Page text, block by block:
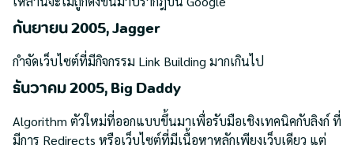
กันยายน 2005, Jagger
กำจัดเว็บไซต์ที่มีกิจกรรม Link Building มากเกินไป
ธันวาคม 2005, Big Daddy
Algorithm ตัวใหม่ที่ออกแบบขึ้นมาเพื่อรับมือเชิงเทคนิคกับลิงก์ ที่
มีการ Redirects หรือเว็บไซต์ที่มีเนื้อหาหลักเพียงเว็บเดียว แต่